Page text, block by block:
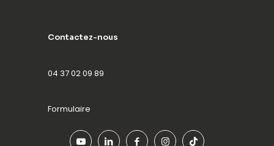
Contactez-nous
04 37 02 09 89
Formulaire